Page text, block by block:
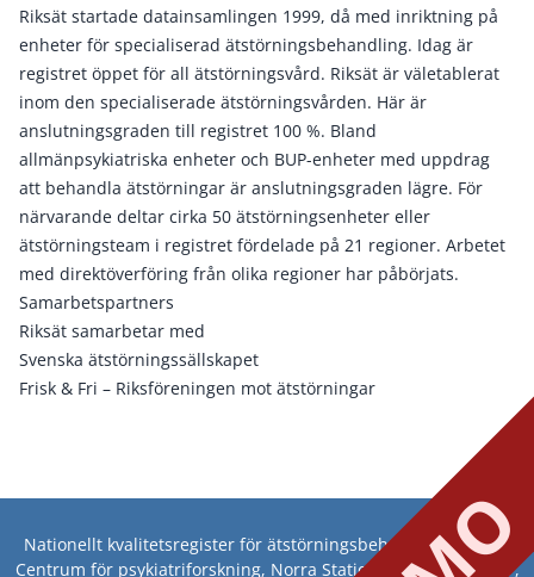
Riksät startade datainsamlingen 1999, då med inriktning på
enheter för specialiserad ätstörningsbehandling. Idag är
registret öppet för all ätstörningsvård. Riksät är väletablerat
inom den specialiserade ätstörningsvården. Här är
anslutningsgraden till registret 100 %. Bland
allmänpsykiatriska enheter och BUP-enheter med uppdrag
att behandla ätstörningar är anslutningsgraden lägre. För
närvarande deltar cirka 50 ätstörningsenheter eller
ätstörningsteam i registret fördelade på 21 regioner. Arbetet
med direktöverföring från olika regioner har påbörjats.
Samarbetspartners
Riksät samarbetar med
Svenska ätstörningssällskapet
Frisk & Fri – Riksföreningen mot ätstörningar
Nationellt kvalitetsregister för ätstörningsbehandling, Riksät,
Centrum för psykiatriforskning, Norra Stationsgatan 69, plan 7,